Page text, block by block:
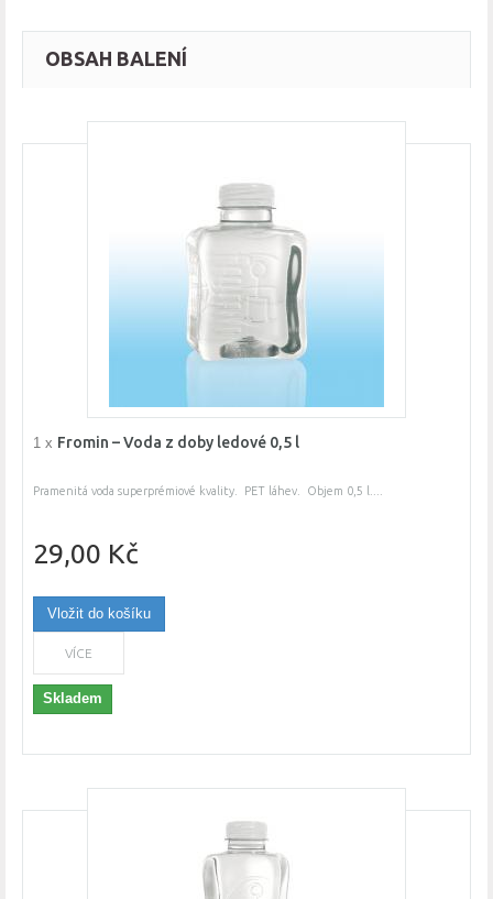
OBSAH BALENÍ
1 x Fromin – Voda z doby ledové 0,5 l
Pramenitá voda superprémiové kvality. PET láhev. Objem 0,5 l....
29,00 Kč
Vložit do košíku
VÍCE
Skladem